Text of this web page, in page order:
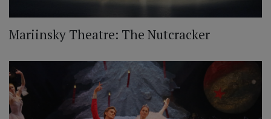
Mariinsky Theatre: The Nutcracker